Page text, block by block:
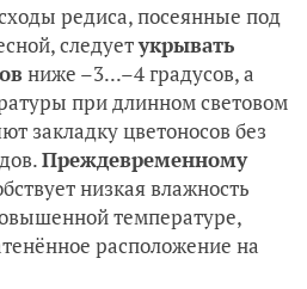
редиса, посеянные под
следуетукрывать
ниже –3...–4 градусов, а
при длинном световом
закладку цветоносов без
Преждевременному
низкая влажность
температуре,
расположение на